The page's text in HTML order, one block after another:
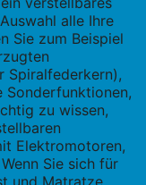
alle Ihre
Sie zum Beispiel
Spiralfederkern),
Sonderfunktionen,
zu wissen,
Elektromotoren,
Sie sich für